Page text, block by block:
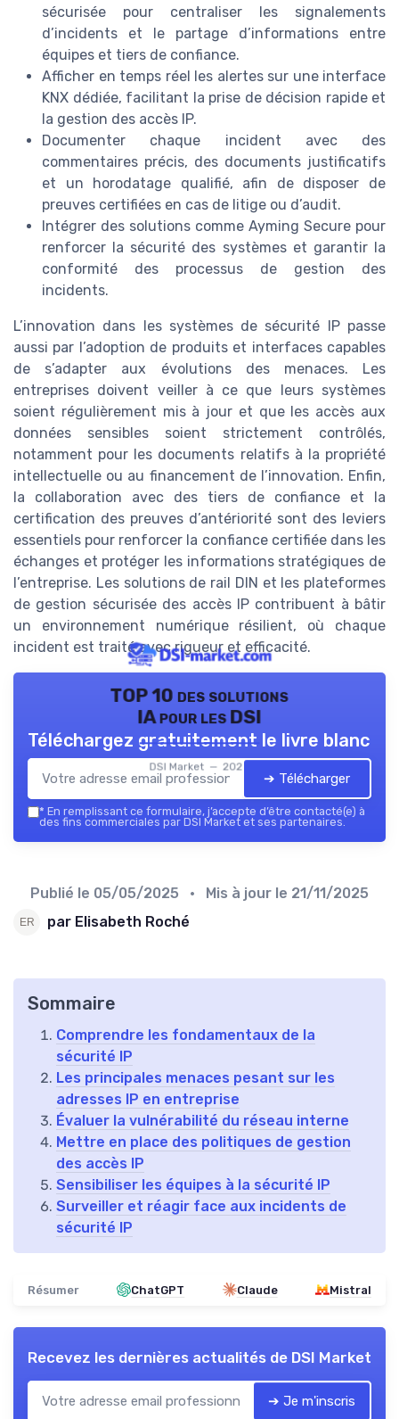
sécurisée pour centraliser les signalements
d’incidents et le partage d’informations entre
équipes et tiers de confiance.
Afficher en temps réel les alertes sur une interface
KNX dédiée, facilitant la prise de décision rapide et
la gestion des accès IP.
Documenter chaque incident avec des
commentaires précis, des documents justificatifs
et un horodatage qualifié, afin de disposer de
preuves certifiées en cas de litige ou d’audit.
Intégrer des solutions comme Ayming Secure pour
renforcer la sécurité des systèmes et garantir la
conformité des processus de gestion des
incidents.
L’innovation dans les systèmes de sécurité IP passe
aussi par l’adoption de produits et interfaces capables
de s’adapter aux évolutions des menaces. Les
entreprises doivent veiller à ce que leurs systèmes
soient régulièrement mis à jour et que les accès aux
données sensibles soient strictement contrôlés,
notamment pour les documents relatifs à la propriété
intellectuelle ou au financement de l’innovation. Enfin,
la collaboration avec des tiers de confiance et la
certification des preuves d’antériorité sont des leviers
essentiels pour renforcer la confiance certifiée dans les
échanges et protéger les informations stratégiques de
l’entreprise. Les solutions de rail DIN et les plateformes
de gestion sécurisée des accès IP contribuent à bâtir
un environnement numérique résilient, où chaque
incident est traité avec rigueur et efficacité.
TOP 10 des solutions
IA pour les DSI
DSI Market — 2026
Téléchargez gratuitement le livre blanc
➔ Télécharger
* En remplissant ce formulaire, j’accepte d’être contacté(e) à
des fins commerciales par DSI Market et ses partenaires.
Publié le 05/05/2025 • Mis à jour le 21/11/2025
par Elisabeth Roché
Sommaire
Comprendre les fondamentaux de la
sécurité IP
Les principales menaces pesant sur les
adresses IP en entreprise
Évaluer la vulnérabilité du réseau interne
Mettre en place des politiques de gestion
des accès IP
Sensibiliser les équipes à la sécurité IP
Surveiller et réagir face aux incidents de
sécurité IP
Résumer ChatGPT Claude Mistral
Recevez les dernières actualités de DSI Market
➔ Je m'inscris